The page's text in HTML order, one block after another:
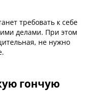
требовать к себе
делами. При этом
не нужно
гончую